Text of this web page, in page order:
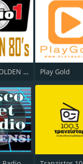
Radio1 GOLDEN 80s Play Gold